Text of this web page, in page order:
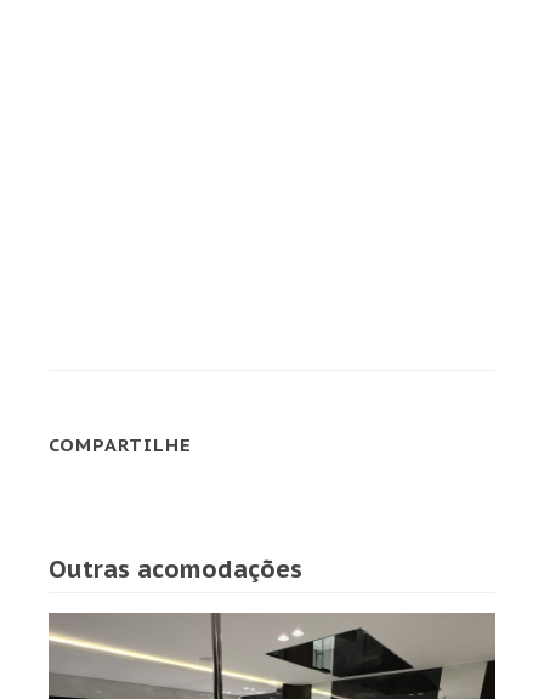
COMPARTILHE
Outras acomodações